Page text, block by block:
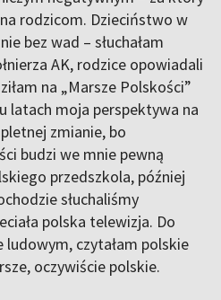
rodzicom. Dzieciństwo w
bez wad – słuchałam
AK, rodzice opowiadali
na „Marsze Polskości”
latach moja perspektywa na
zmianie, bo
budzi we mnie pewną
przedszkola, później
słuchaliśmy
polska telewizja. Do
czytałam polskie
oczywiście polskie.